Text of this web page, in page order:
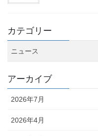
カテゴリー
ニュース
アーカイブ
2026年7月
2026年4月